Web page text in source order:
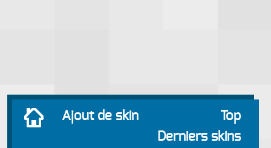
Ajout de skin
Top
Derniers skins